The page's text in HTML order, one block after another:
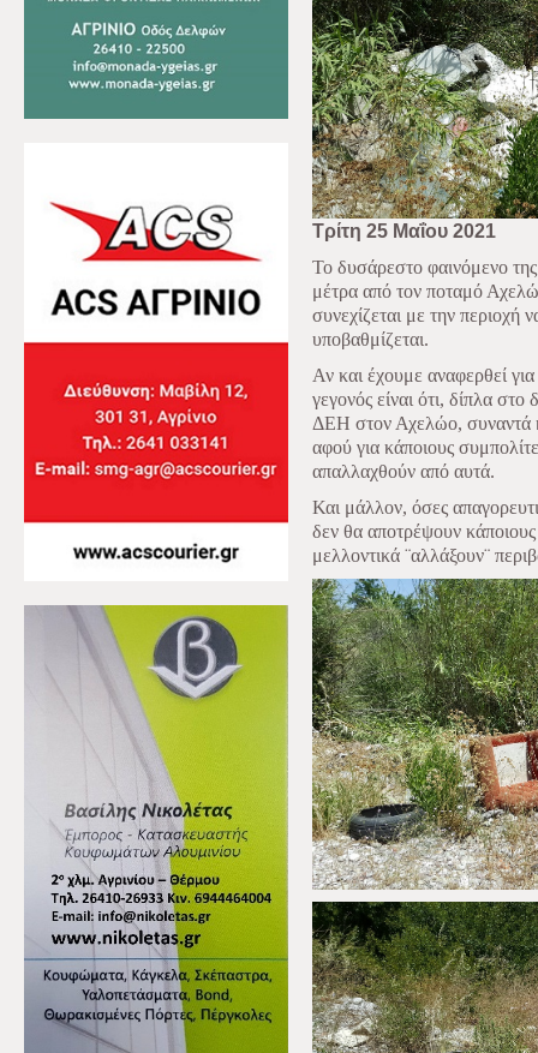
Τρίτη 25 Μαΐου 2021
Το δυσάρεστο φαινόμενο
μέτρα από τον ποταμό
συνεχίζεται με την περιοχή
υποβαθμίζεται.
Αν και έχουμε αναφερθεί
γεγονός είναι ότι, δίπλα
ΔΕΗ στον Αχελώο, συναντά
αφού για κάποιους
απαλλαχθούν από αυτά.
Και μάλλον, όσες
δεν θα αποτρέψουν
μελλοντικά ¨αλλάξουν¨